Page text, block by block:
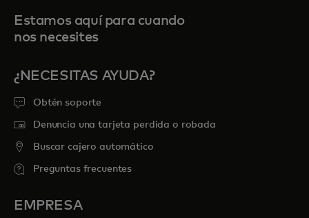
Estamos aquí para cuando
nos necesites
¿NECESITAS AYUDA?
Obtén soporte
Denuncia una tarjeta perdida o robada
Buscar cajero automático
Preguntas frecuentes
EMPRESA